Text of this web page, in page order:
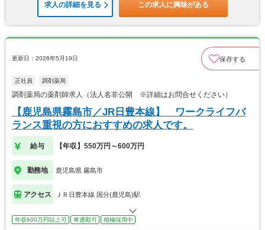
求人の詳細を見る この求人に興味がある
更新日：2026年5月19日 保存する
正社員 調剤薬局
調剤薬局の薬剤師求人（法人名非公開 ※詳細はお問合せください）
【鹿児島県霧島市／JR日豊本線】 ワークライフバ
ランス重視の方におすすめの求人です。
給与 【年収】550万円～600万円
勤務地 鹿児島県 霧島市
アクセス ＪＲ日豊本線 国分(鹿児島)駅
年収600万円以上可 車通勤可 積極採用中